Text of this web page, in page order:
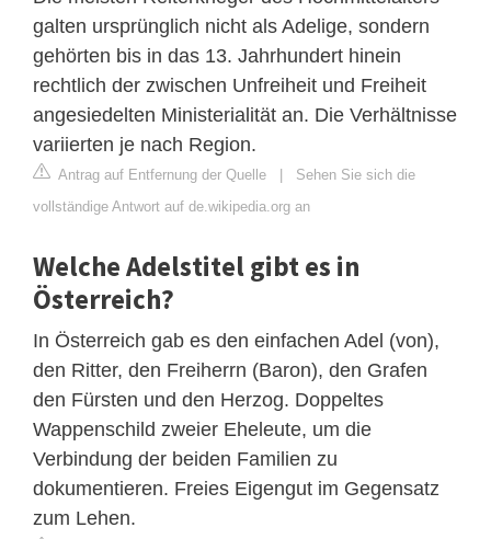
galten ursprünglich nicht als Adelige, sondern
gehörten bis in das 13. Jahrhundert hinein
rechtlich der zwischen Unfreiheit und Freiheit
angesiedelten Ministerialität an. Die Verhältnisse
variierten je nach Region.
Antrag auf Entfernung der Quelle
Sehen Sie sich die
vollständige Antwort auf de.wikipedia.org an
Welche Adelstitel gibt es in
Österreich?
In Österreich gab es den einfachen Adel (von),
den Ritter, den Freiherrn (Baron), den Grafen
den Fürsten und den Herzog. Doppeltes
Wappenschild zweier Eheleute, um die
Verbindung der beiden Familien zu
dokumentieren. Freies Eigengut im Gegensatz
zum Lehen.